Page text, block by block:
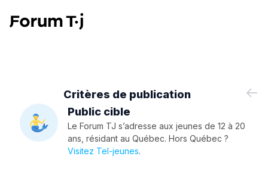
Critères de publication
Public cible
Le Forum TJ s’adresse aux jeunes de 12 à 20
ans, résidant au Québec. Hors Québec ?
Visitez Tel-jeunes.